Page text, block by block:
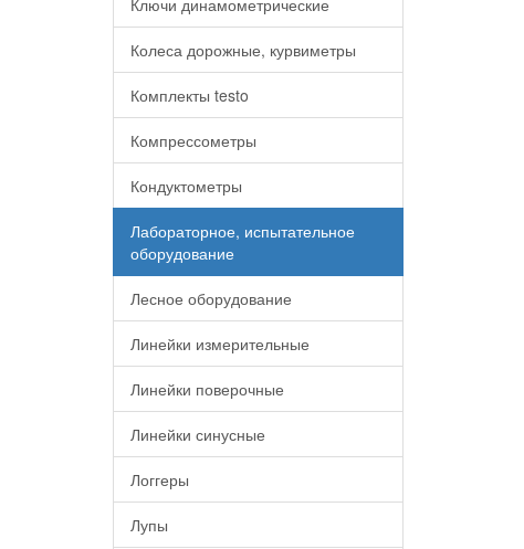
Ключи динамометрические
Колеса дорожные, курвиметры
Комплекты testo
Компрессометры
Кондуктометры
Лабораторное, испытательное
оборудование
Лесное оборудование
Линейки измерительные
Линейки поверочные
Линейки синусные
Логгеры
Лупы